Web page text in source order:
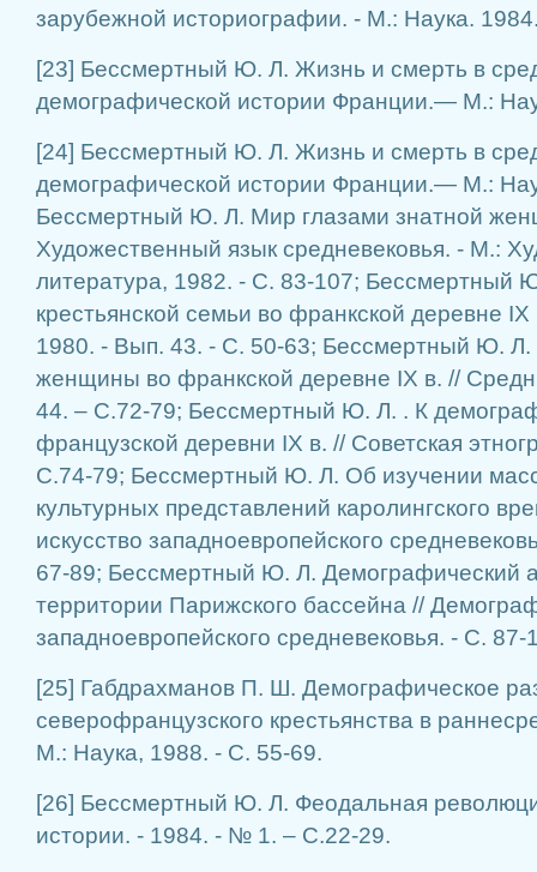
зарубежной историографии. - М.: Наука.
[23] Бессмертный Ю. Л. Жизнь и смерть в
демографической истории Франции.— М.:
[24] Бессмертный Ю. Л. Жизнь и смерть в
демографической истории Франции.— М.:
Бессмертный Ю. Л. Мир глазами знатной
Художественный язык средневековья. - М.:
литература, 1982. - С. 83-107; Бессмертный
крестьянской семьи во франкской деревне
1980. - Вып. 43. - С. 50-63; Бессмертный Ю. Л.
женщины во франкской деревне IX в. //
44. – С.72-79; Бессмертный Ю. Л. . К
французской деревни IX в. // Советская
С.74-79; Бессмертный Ю. Л. Об изучении
культурных представлений каролингского
искусство западноевропейского
67-89; Бессмертный Ю. Л. Демографический
территории Парижского бассейна //
западноевропейского средневековья. - С. 87-
[25] Габдрахманов П. Ш. Демографическое
северофранцузского крестьянства в
М.: Наука, 1988. - С. 55-69.
[26] Бессмертный Ю. Л. Феодальная
истории. - 1984. - № 1. – С.22-29.